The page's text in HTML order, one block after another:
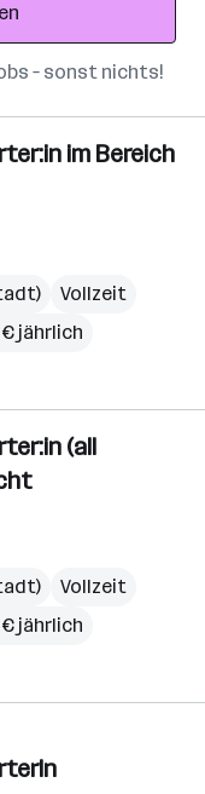
– sonst nichts!
im Bereich
Vollzeit
jährlich
(all
Vollzeit
jährlich